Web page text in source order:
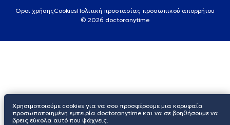
Οροι χρήσηςCookiesΠολιτική προστασίας προσωπικού απορρήτου
© 2026 doctoranytime
Χρησιμοποιούμε cookies για να σου προσφέρουμε μια κορυφαία
προσωποποιημένη εμπειρία doctoranytime και να σε βοηθήσουμε να
βρεις εύκολα αυτό που ψάχνεις.